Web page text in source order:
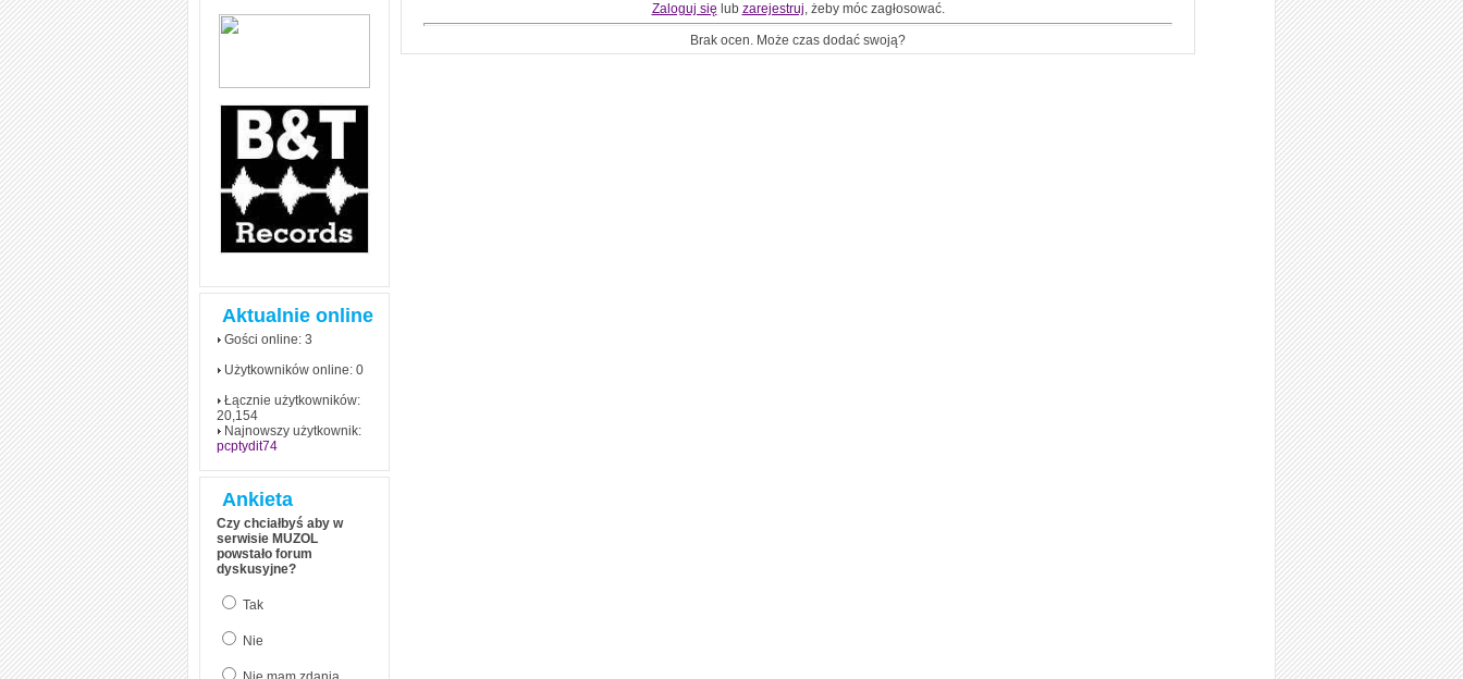
(reported speech) w języku
angielskim
dłużej!
Aktualnie online
Gości online: 3
Użytkowników online: 0
Łącznie użytkowników:
20,154
Najnowszy użytkownik:
pcptydit74
Ankieta
Czy chciałbyś aby w
serwisie MUZOL
powstało forum
dyskusyjne?
Tak
Nie
Zaloguj się lub zarejestruj, żeby móc zagłosować.
Brak ocen. Może czas dodać swoją?